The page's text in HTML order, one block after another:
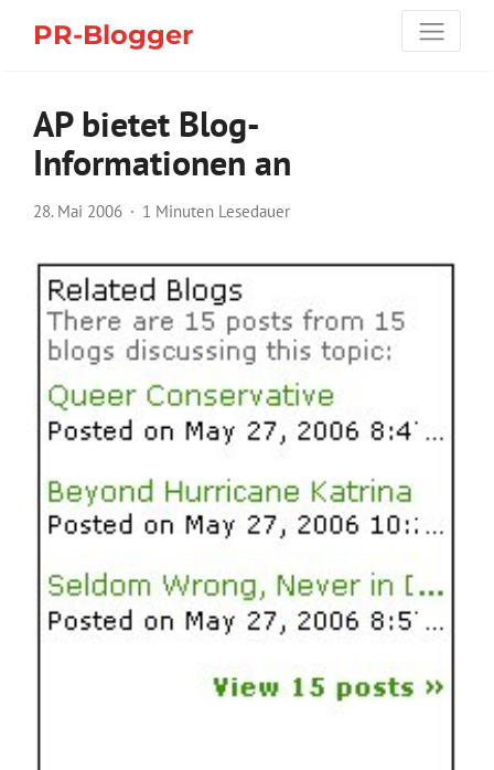
PR-Blogger
AP bietet Blog-
Informationen an
28. Mai 2006 1 Minuten Lesedauer